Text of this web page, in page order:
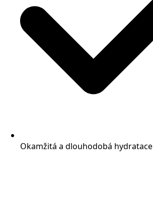
Okamžitá a dlouhodobá hydratace